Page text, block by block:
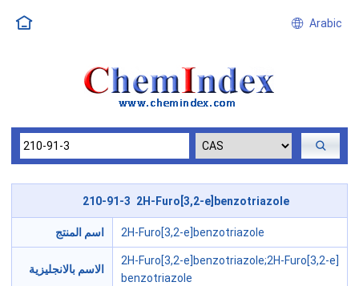
Arabic
210-91-3 2H-Furo[3,2-e]benzotriazole
اسم المنتج 2H-Furo[3,2-e]benzotriazole
الاسم بالانجليزية
2H-Furo[3,2-e]benzotriazole;2H-Furo[3,2-e]
benzotriazole